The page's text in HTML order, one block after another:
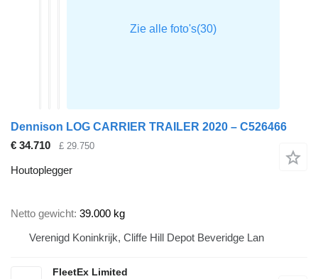
Dennison LOG CARRIER TRAILER 2020 – C526466
€ 34.710
£ 29.750
Houtoplegger
Netto gewicht 39.000 kg
Verenigd Koninkrijk, Cliffe Hill Depot Beveridge Lan
FleetEx Limited